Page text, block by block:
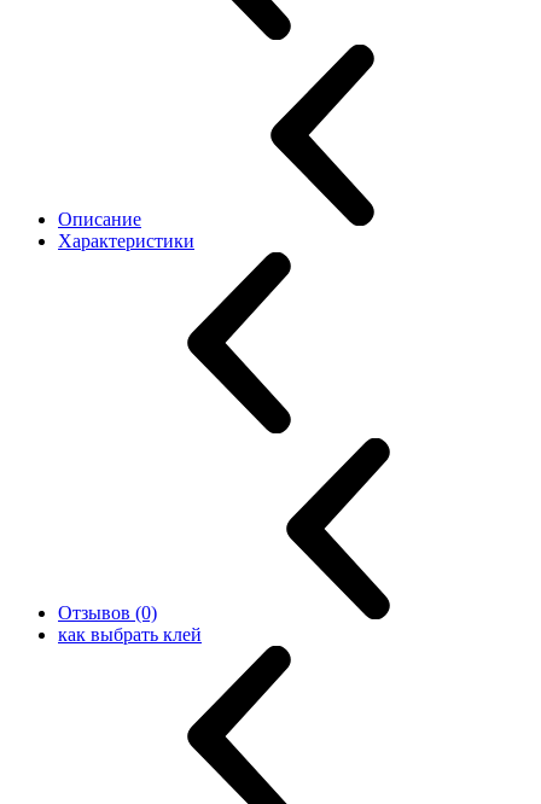
Описание
Характеристики
Отзывов (0)
как выбрать клей